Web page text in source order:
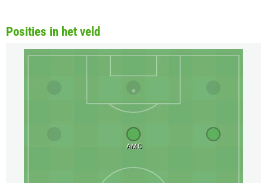
Posities in het veld
AMC